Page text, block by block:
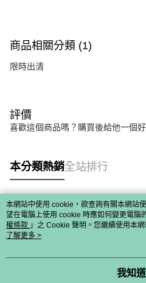
商品相關分類 (1)
限時出清
評價
喜歡這個商品嗎？購買後給他一個
本分類熱銷全站排行
熱門標籤
本網站中使用 cookie，欲查詢有關本網站
望在電腦上使用 cookie 時應如何變更電腦
權條款 」之 Cookie 聲明。您繼續使用本
用條款之 Cookie 聲明使用 cookie。
了解更多 >
我知